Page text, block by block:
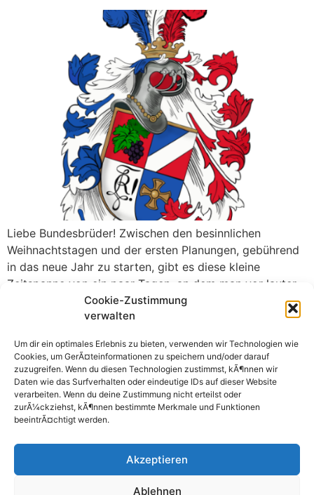
Cookie-Zustimmung
verwalten
Um dir ein optimales Erlebnis zu bieten, verwenden wir Technologien wie
Cookies, um GerÃ¤teinformationen zu speichern und/oder darauf
zuzugreifen. Wenn du diesen Technologien zustimmst, kÃ¶nnen wir
Daten wie das Surfverhalten oder eindeutige IDs auf dieser Website
verarbeiten. Wenn du deine Zustimmung nicht erteilst oder
zurÃ¼ckziehst, kÃ¶nnen bestimmte Merkmale und Funktionen
beeintrÃ¤chtigt werden.
Akzeptieren
Ablehnen
Liebe Bundesbrüder! Zwischen den besinnlichen
Weihnachtstagen und der ersten Planungen, gebührend
in das neue Jahr zu starten, gibt es diese kleine
Zeitspanne von ein paar Tagen, an dem man vor lauter
Essen und Feierlichkeiten, nicht weiß welcher
Wochentag ist, geschweige denn was der kümmerliche
wird. Und da auch […]